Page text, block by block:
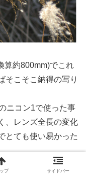
算約800mm)でこれ
そこそこ納得の写り
ニコン1で使った事
、レンズ全長の変化
とても使い易かった
プ サイドバー